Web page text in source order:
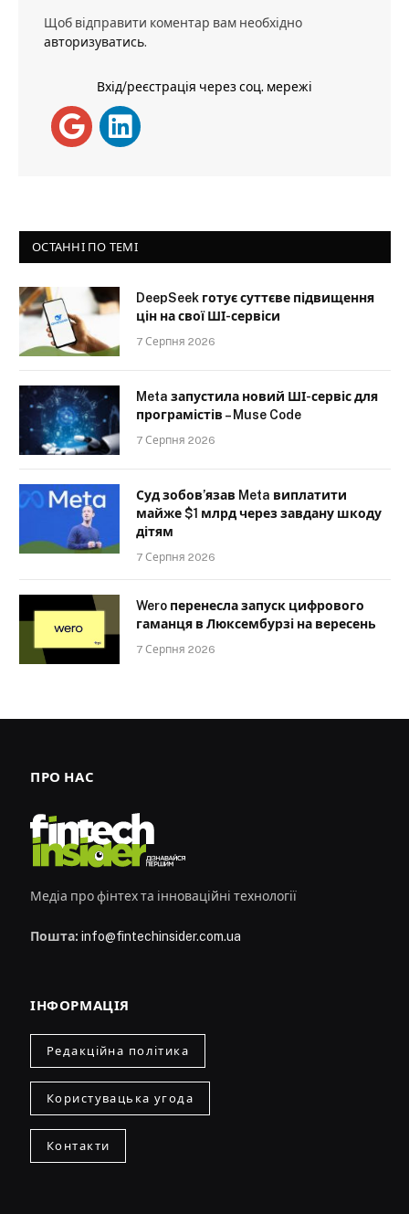
Щоб відправити коментар вам необхідно
авторизуватись.
Вхід/реєстрація через соц. мережі
ОСТАННІ ПО ТЕМІ
DeepSeek готує суттєве підвищення
цін на свої ШІ-сервіси
7 Серпня 2026
Meta запустила новий ШІ-сервіс для
програмістів – Muse Code
7 Серпня 2026
Суд зобов’язав Meta виплатити
майже $1 млрд через завдану шкоду
дітям
7 Серпня 2026
Wero перенесла запуск цифрового
гаманця в Люксембурзі на вересень
7 Серпня 2026
ПРО НАС
Медіа про фінтех та інноваційні технології
Пошта: info@fintechinsider.com.ua
ІНФОРМАЦІЯ
Редакційна політика
Користувацька угода
Контакти